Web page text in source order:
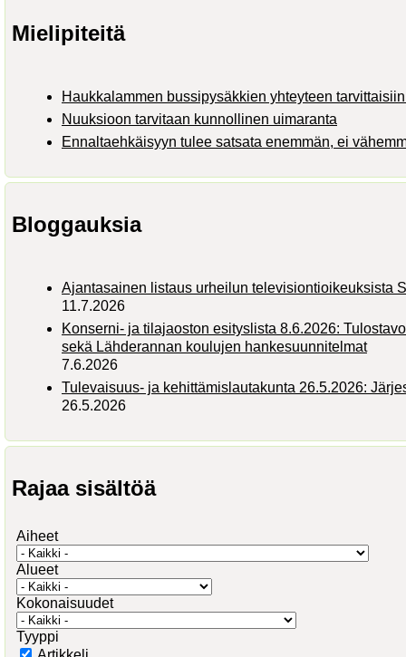
Mielipiteitä
Haukkalammen bussipysäkkien yhteyteen
Nuuksioon tarvitaan kunnollinen uimaranta
Ennaltaehkäisyyn tulee satsata enemmän, ei
Bloggauksia
Ajantasainen listaus urheilun televisiontioikeuksista
11.7.2026
Konserni- ja tilajaoston esityslista 8.6.2026:
sekä Lähderannan koulujen hankesuunnitelmat
7.6.2026
Tulevaisuus- ja kehittämislautakunta 26.5.2026:
26.5.2026
Rajaa sisältöä
Aiheet
Alueet
Kokonaisuudet
Tyyppi